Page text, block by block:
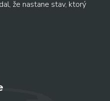
že nastane stav, ktorý